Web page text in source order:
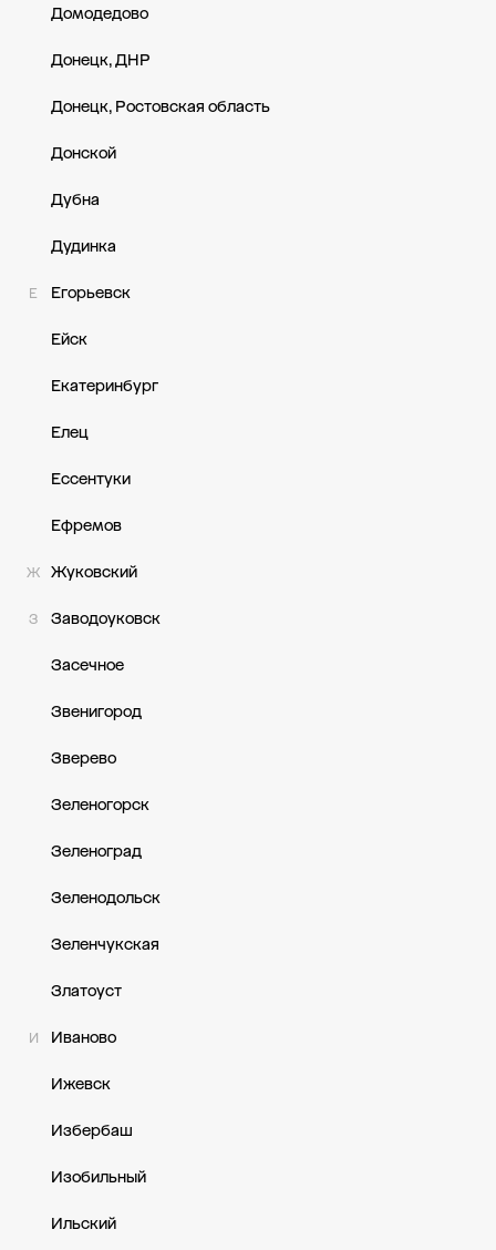
Домодедово
Донецк, ДНР
Донецк, Ростовская область
Донской
Дубна
Дудинка
Е Егорьевск
Ейск
Екатеринбург
Елец
Ессентуки
Ефремов
Ж Жуковский
З Заводоуковск
Засечное
Звенигород
Зверево
Зеленогорск
Зеленоград
Зеленодольск
Зеленчукская
Златоуст
И Иваново
Ижевск
Избербаш
Изобильный
Ильский